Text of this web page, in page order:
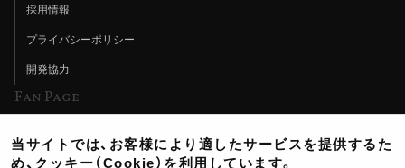
採用情報
プライバシーポリシー
開発協力
Fan Page
ヨシムラTV
当サイトでは、お客様により適したサービスを提供するた
め、クッキー（Cookie）を利用しています。